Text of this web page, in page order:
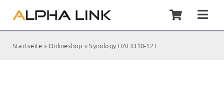
Inhalt
springen
Startseite »Onlineshop »Synology HAT3310-12T